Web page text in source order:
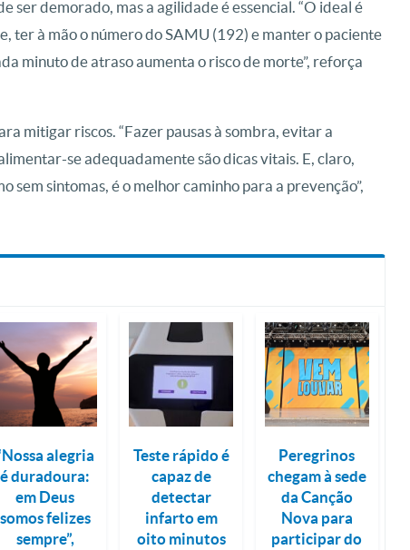
ser demorado, mas a agilidade é essencial. “O ideal é
à mão o número do SAMU (192) e manter o paciente
minuto de atraso aumenta o risco de morte”, reforça
mitigar riscos. “Fazer pausas à sombra, evitar a
se adequadamente são dicas vitais. E, claro,
sem sintomas, é o melhor caminho para a prevenção”,
alegria
é duradoura:
em Deus
somos felizes
sempre”,
Teste rápido é
capaz de
detectar
infarto em
oito minutos
Peregrinos
chegam à sede
da Canção
Nova para
participar do